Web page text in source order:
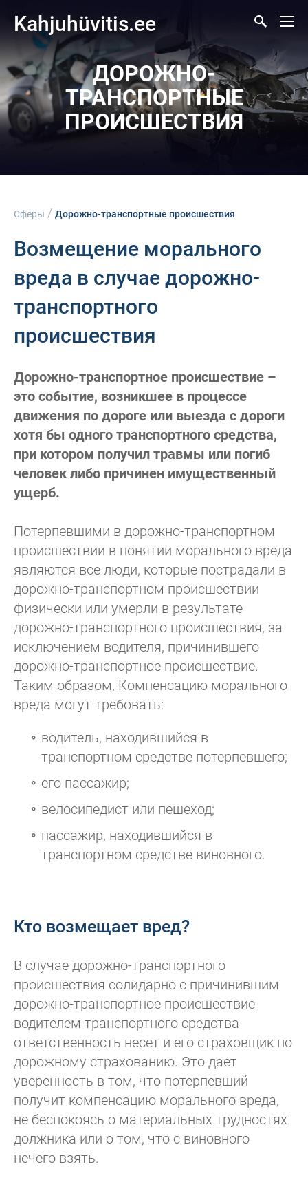
Kahjuhüvitis.ee
ДОРОЖНО-
ТРАНСПОРТНЫЕ
ПРОИСШЕСТВИЯ
Сферы / Дорожно-транспортные происшествия
Возмещение морального
вреда в случае дорожно-
транспортного
происшествия
Дорожно-транспортное происшествие –
это событие, возникшее в процессе
движения по дороге или выезда с дороги
хотя бы одного транспортного средства,
при котором получил травмы или погиб
человек либо причинен имущественный
ущерб.
Потерпевшими в дорожно-транспортном
происшествии в понятии морального вреда
являются все люди, которые пострадали в
дорожно-транспортном происшествии
физически или умерли в результате
дорожно-транспортного происшествия, за
исключением водителя, причинившего
дорожно-транспортное происшествие.
Таким образом, Компенсацию морального
вреда могут требовать:
водитель, находившийся в
транспортном средстве потерпевшего;
его пассажир;
велосипедист или пешеход;
пассажир, находившийся в
транспортном средстве виновного.
Кто возмещает вред?
В случае дорожно-транспортного
происшествия солидарно с причинившим
дорожно-транспортное происшествие
водителем транспортного средства
ответственность несет и его страховщик по
дорожному страхованию. Это дает
уверенность в том, что потерпевший
получит компенсацию морального вреда,
не беспокоясь о материальных трудностях
должника или о том, что с виновного
нечего взять.